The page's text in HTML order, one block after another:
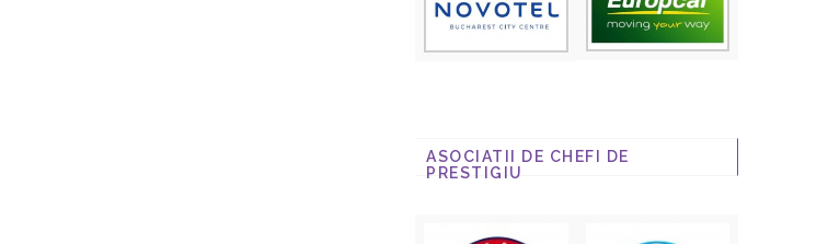
ASOCIATII DE CHEFI DE
PRESTIGIU